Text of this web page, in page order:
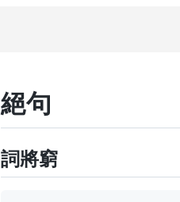
絕句
詞將窮